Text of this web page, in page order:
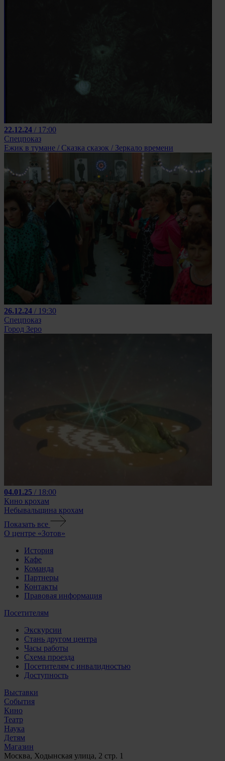
22.12.24 / 17:00
Спецпоказ
Ежик в тумане / Сказка сказок / Зеркало времени
26.12.24 / 19:30
Спецпоказ
Город Зеро
04.01.25 / 18:00
Кино крохам
Небывальщина крохам
Показать все
О центре «Зотов»
История
Кафе
Команда
Партнеры
Контакты
Правовая информация
Посетителям
Экскурсии
Стань другом центра
Часы работы
Схема проезда
Посетителям с инвалидностью
Доступность
Выставки
События
Кино
Театр
Наука
Детям
Магазин
Москва, Ходынская улица, 2 стр. 1